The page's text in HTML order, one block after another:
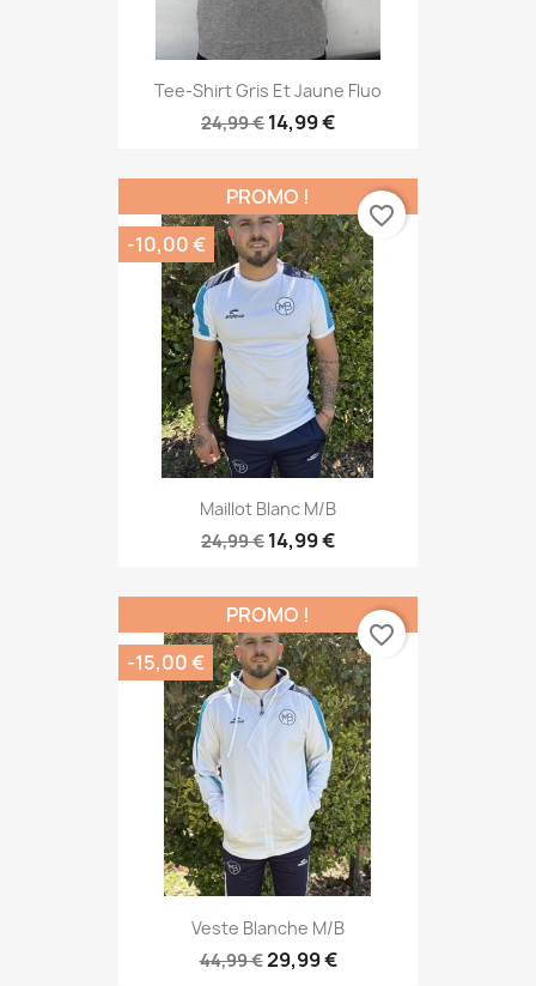
Tee-Shirt Gris Et Jaune Fluo
24,99 € 14,99 €
Maillot Blanc M/B
24,99 € 14,99 €
PROMO !
-10,00 €
favorite_border
Veste Blanche M/B
44,99 €29,99 €
PROMO !
-15,00 €
favorite_border